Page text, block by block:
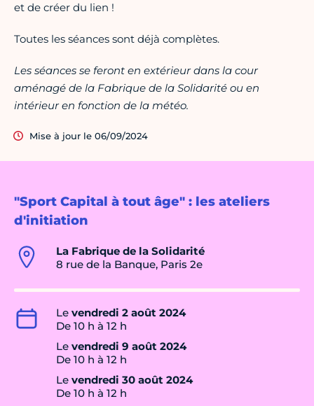
"Sport Capital à tout âge" : les ateliers
d'initiation
La Fabrique de la Solidarité
8 rue de la Banque, Paris 2e
Le vendredi 2 août 2024
De 10 h à 12 h
Le vendredi 9 août 2024
De 10 h à 12 h
Le vendredi 30 août 2024
De 10 h à 12 h
et de créer du lien !
Toutes les séances sont déjà complètes.
Les séances se feront en extérieur dans la cour
aménagé de la Fabrique de la Solidarité ou en
intérieur en fonction de la météo.
Mise à jour le 06/09/2024